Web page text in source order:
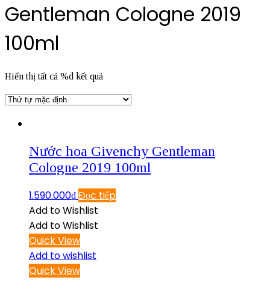
Gentleman Cologne 2019
100ml
Hiển thị tất cả %d kết quả
Nước hoa Givenchy Gentleman
Cologne 2019 100ml
1.590.000₫Đọc tiếp
Add to Wishlist
Add to Wishlist
Quick View
Add to wishlist
Quick View